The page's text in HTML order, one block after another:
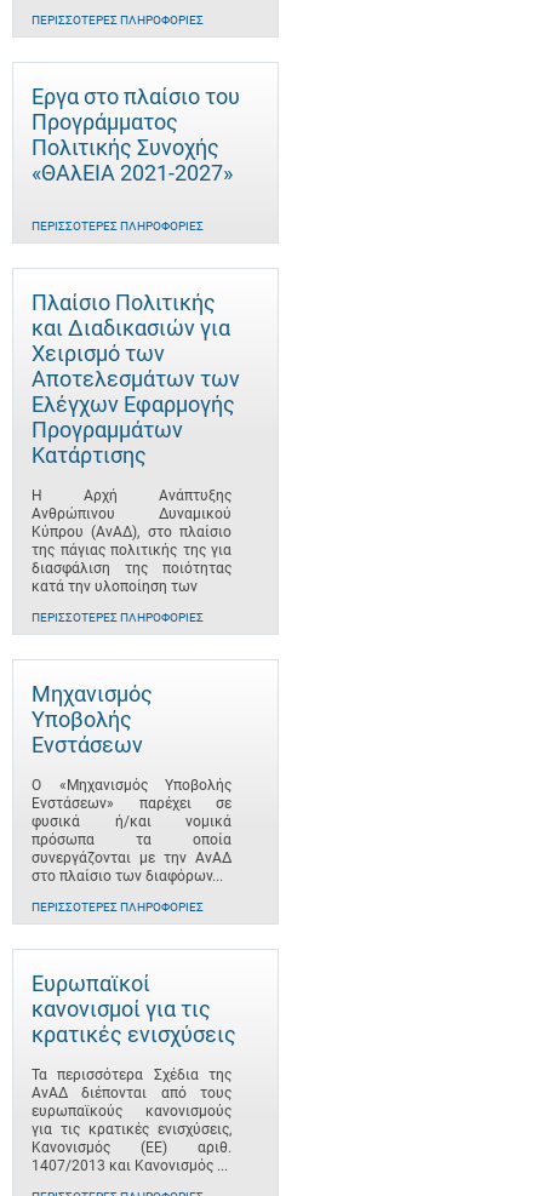
ΠΕΡΙΣΣΌΤΕΡΕΣ ΠΛΗΡΟΦΟΡΊΕΣ
Έργα στο πλαίσιο του
Προγράμματος
Πολιτικής Συνοχής
«ΘΑλΕΙΑ 2021-2027»
ΠΕΡΙΣΣΌΤΕΡΕΣ ΠΛΗΡΟΦΟΡΊΕΣ
Πλαίσιο Πολιτικής
και Διαδικασιών για
Χειρισμό των
Αποτελεσμάτων των
Ελέγχων Εφαρμογής
Προγραμμάτων
Κατάρτισης
Η Αρχή Ανάπτυξης
Ανθρώπινου Δυναμικού
Κύπρου (ΑνΑΔ), στο πλαίσιο
της πάγιας πολιτικής της για
διασφάλιση της ποιότητας
κατά την υλοποίηση των
ΠΕΡΙΣΣΌΤΕΡΕΣ ΠΛΗΡΟΦΟΡΊΕΣ
Μηχανισμός
Υποβολής
Ενστάσεων
Ο «Μηχανισμός Υποβολής
Ενστάσεων» παρέχει σε
φυσικά ή/και νομικά
πρόσωπα τα οποία
συνεργάζονται με την ΑνΑΔ
στο πλαίσιο των διαφόρων...
ΠΕΡΙΣΣΌΤΕΡΕΣ ΠΛΗΡΟΦΟΡΊΕΣ
Ευρωπαϊκοί
κανονισμοί για τις
κρατικές ενισχύσεις
Τα περισσότερα Σχέδια της
ΑνΑΔ διέπονται από τους
ευρωπαϊκούς κανονισμούς
για τις κρατικές ενισχύσεις,
Κανονισμός (ΕΕ) αριθ.
1407/2013 και Κανονισμός ...